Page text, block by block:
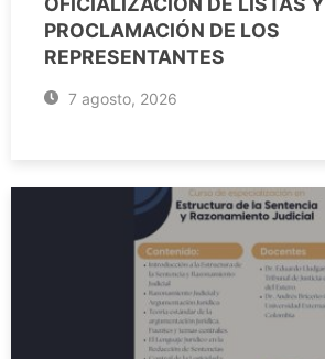
PROCLAMACIÓN DE LOS
REPRESENTANTES
7 agosto, 2026